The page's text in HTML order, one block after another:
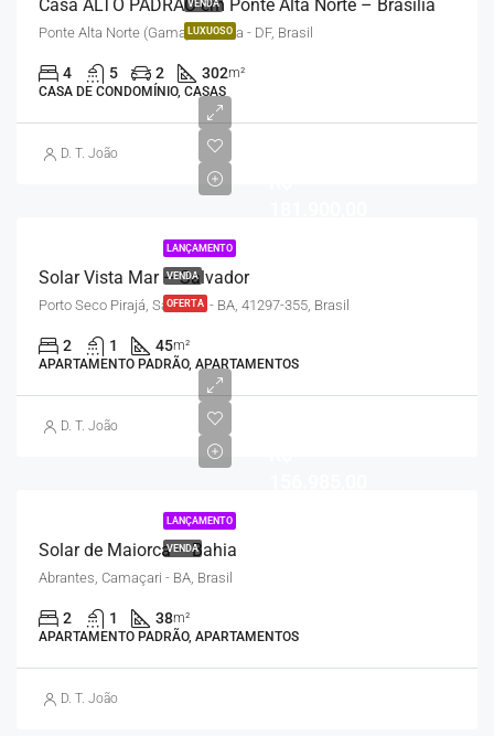
VENDA
LUXUOSO
Casa ALTO PADRÃO em Ponte Alta Norte – Brasília
Ponte Alta Norte (Gama), Brasília - DF, Brasil
4 5 2 302m²
CASA DE CONDOMÍNIO, CASAS
D. T. João
LANÇAMENTO
VENDA
OFERTA
Solar Vista Mar – Salvador
Porto Seco Pirajá, Salvador - BA, 41297-355, Brasil
2 1 45m²
APARTAMENTO PADRÃO, APARTAMENTOS
D. T. João
LANÇAMENTO
VENDA
Solar de Maiorca – Bahia
Abrantes, Camaçari - BA, Brasil
2 1 38m²
APARTAMENTO PADRÃO, APARTAMENTOS
D. T. João